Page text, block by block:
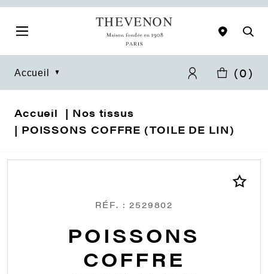
Accueil (0)
Accueil
Nos tissus
POISSONS COFFRE (TOILE DE LIN)
RÉF. : 2529802
POISSONS
COFFRE